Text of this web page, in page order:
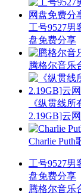
工号9527男
盘免费分享
腾格尔音乐
《纵贯线
2.19GB]云
Charlie
工号9527男
盘免费分享
腾格尔音乐